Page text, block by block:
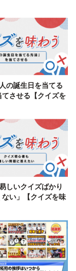
の誕生日を当てる
させる【クイズを
しいクイズばかり
ない」【クイズを味